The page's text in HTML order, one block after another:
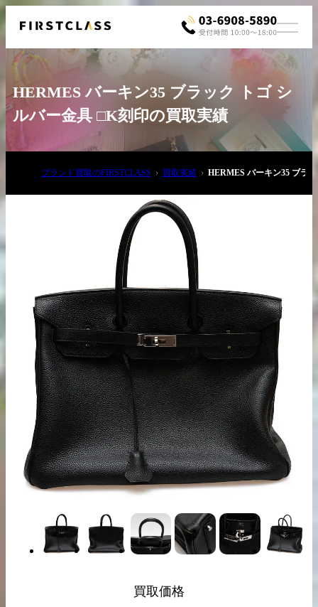
03-6908-5890
出張買取の
お申込み
宅配買取の
お申込み
LINE査定
HERMES バーキン35 ブラック トゴ シ
ルバー金具 □K刻印の買取実績
ブランド買取のFIRSTCLASS 買取実績 HERMES バーキン35 ブラ
買取価格